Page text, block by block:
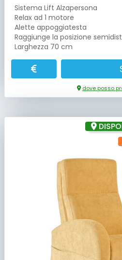
Sistema Lift Alzapersona
Relax ad 1 motore
Alette appoggiatesta
Raggiunge la posizione
Larghezza 70 cm
dove posso